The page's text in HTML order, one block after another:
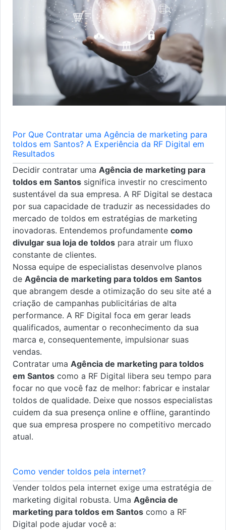
Por Que Contratar uma Agência de marketing para
toldos em Santos? A Experiência da RF Digital em
Resultados
Decidir contratar uma Agência de marketing para
toldos em Santos significa investir no crescimento
sustentável da sua empresa. A RF Digital se destaca
por sua capacidade de traduzir as necessidades do
mercado de toldos em estratégias de marketing
inovadoras. Entendemos profundamente como
divulgar sua loja de toldos para atrair um fluxo
constante de clientes.
Nossa equipe de especialistas desenvolve planos
de Agência de marketing para toldos em Santos
que abrangem desde a otimização do seu site até a
criação de campanhas publicitárias de alta
performance. A RF Digital foca em gerar leads
qualificados, aumentar o reconhecimento da sua
marca e, consequentemente, impulsionar suas
vendas.
Contratar uma Agência de marketing para toldos
em Santos como a RF Digital libera seu tempo para
focar no que você faz de melhor: fabricar e instalar
toldos de qualidade. Deixe que nossos especialistas
cuidem da sua presença online e offline, garantindo
que sua empresa prospere no competitivo mercado
atual.
Como vender toldos pela internet?
Vender toldos pela internet exige uma estratégia de
marketing digital robusta. Uma Agência de
marketing para toldos em Santos como a RF
Digital pode ajudar você a: